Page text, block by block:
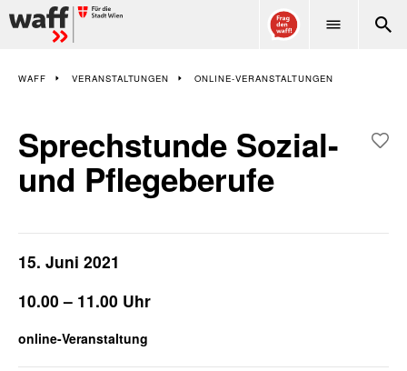
WAFF VERANSTALTUNGEN ONLINE-VERANSTALTUNGEN
Sprechstunde Sozial-
und Pflegeberufe
15. Juni 2021
10.00 – 11.00 Uhr
online-Veranstaltung